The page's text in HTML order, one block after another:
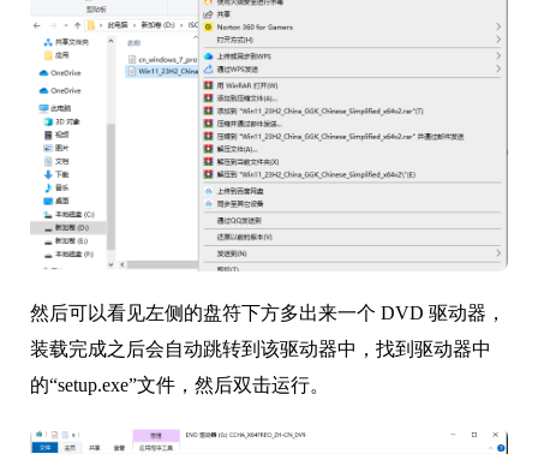
然后可以看见左侧的盘符下方多出来一个 DVD 驱动器，
装载完成之后会自动跳转到该驱动器中，找到驱动器中
的“setup.exe”文件，然后双击运行。